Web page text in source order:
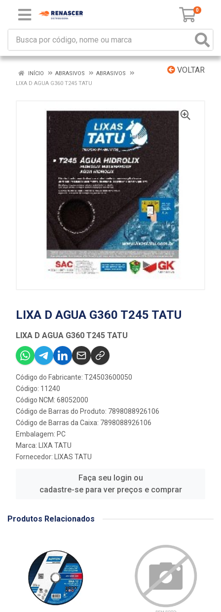
0
VOLTAR
INÍCIO ABRASIVOS
ABRASIVOS
LIXA D AGUA G360 T245 TATU
LIXA D AGUA G360 T245 TATU
LIXA D AGUA G360 T245 TATU
Código do Fabricante: T24503600050
Código: 11240
Código NCM: 68052000
Código de Barras do Produto: 7898088926106
Código de Barras da Caixa: 7898088926106
Embalagem: PC
Marca:
LIXA TATU
Fornecedor:
LIXAS TATU
Faça seu login ou
cadastre-se para ver preços e comprar
Produtos Relacionados